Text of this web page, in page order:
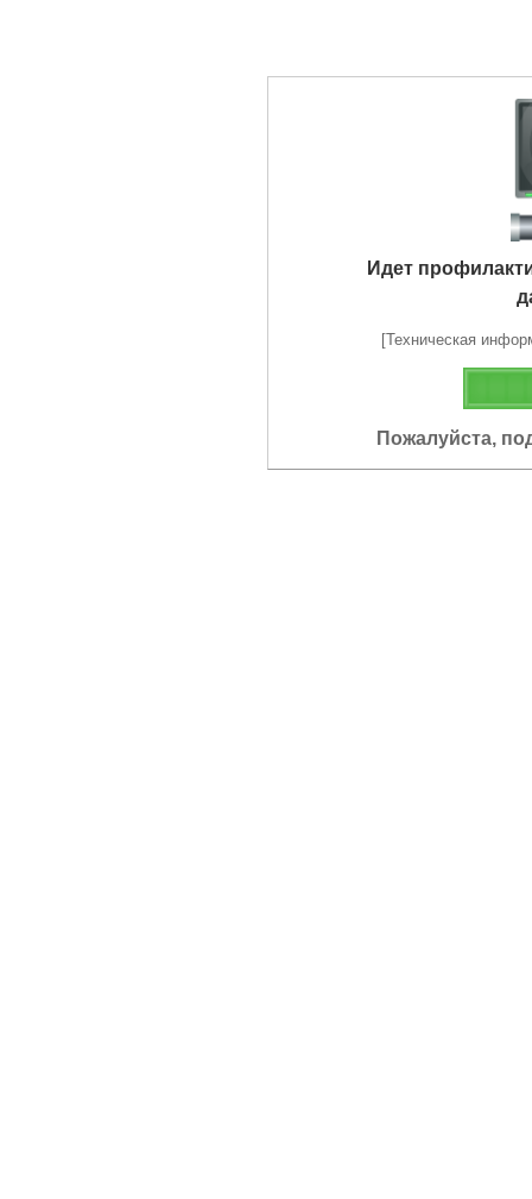
Идет
[Техническая
Пожалуйста,